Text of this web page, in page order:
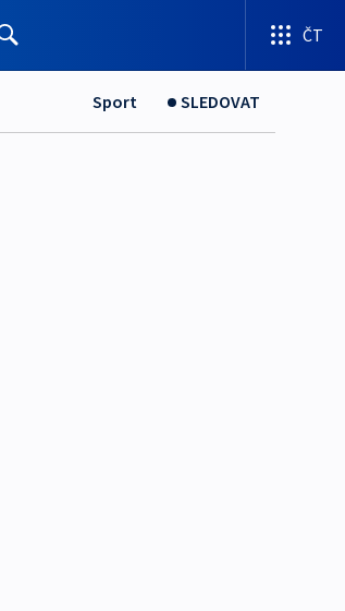
ČT
Sport SLEDOVAT